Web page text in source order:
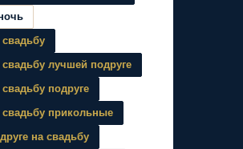
лучшей подруге
подруге
свадьбу прикольные
на свадьбу